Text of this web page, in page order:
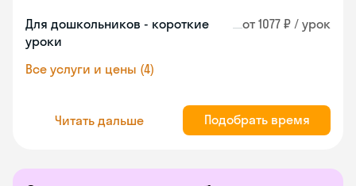
Для дошкольников - короткие
уроки
от 1077 ₽ / урок
Все услуги и цены (4)
Читать дальше Подобрать время